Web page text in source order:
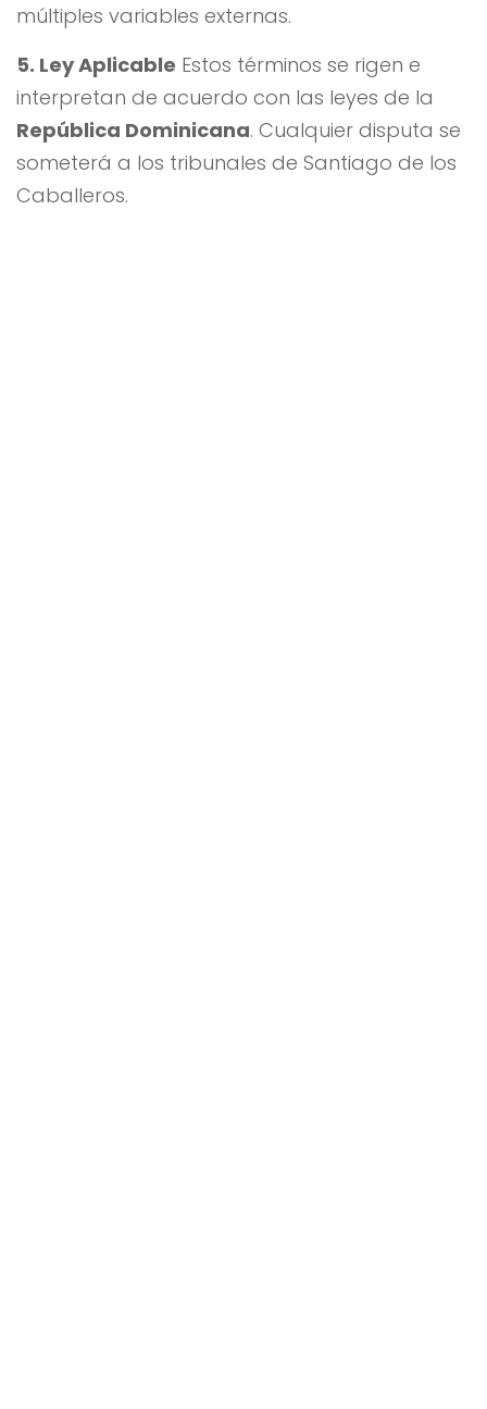
múltiples variables externas.
5. Ley Aplicable Estos términos se rigen e
interpretan de acuerdo con las leyes de la
República Dominicana. Cualquier disputa se
someterá a los tribunales de Santiago de los
Caballeros.